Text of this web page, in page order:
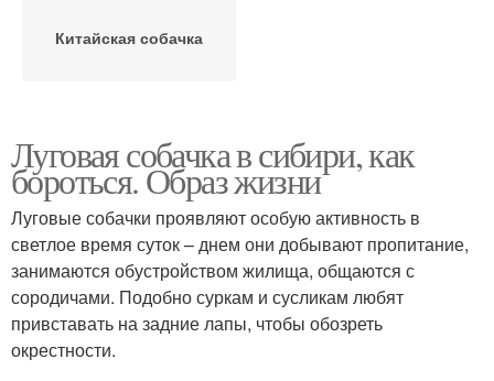
Китайская собачка
Луговая собачка в сибири, как
бороться. Образ жизни
Луговые собачки проявляют особую активность в
светлое время суток – днем они добывают пропитание,
занимаются обустройством жилища, общаются с
сородичами. Подобно суркам и сусликам любят
привставать на задние лапы, чтобы обозреть
окрестности.